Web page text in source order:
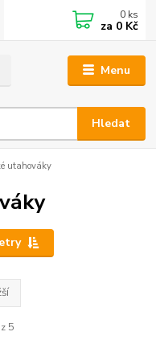
Menu
Hledat
0 ks
za 0 Kč
utahováky
5